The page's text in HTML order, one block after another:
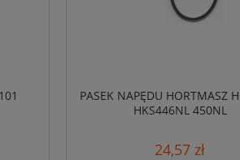
PASEK NAPĘDU HORTMASZ
HKS446NL 450NL
24,57 zł